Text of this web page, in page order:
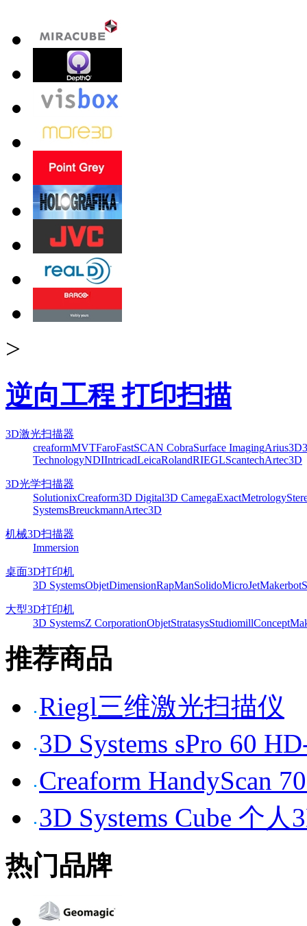
>
逆向工程 打印扫描
3D激光扫描器
creaformMVTFaroFastSCAN CobraSurface ImagingArius3D
TechnologyNDIIntricadLeicaRolandRIEGLScantechArtec3D
3D光学扫描器
SolutionixCreaform3D Digital3D CamegaExactMetrology
SystemsBreuckmannArtec3D
机械3D扫描器
Immersion
桌面3D打印机
3D SystemsObjetDimensionRapManSolidoMicroJetMakerbot
大型3D打印机
3D SystemsZ CorporationObjetStratasysStudiomillConcept
推荐商品
Riegl三维激光扫描仪
3D Systems sPro 60
Creaform HandyScan
3D Systems Cube 个人
热门品牌